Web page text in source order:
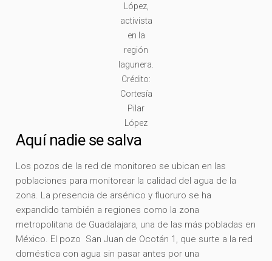
López,
activista
en la
región
lagunera.
Crédito:
Cortesía
Pilar
López
Aquí nadie se salva
Los pozos de la red de monitoreo se ubican en las
poblaciones para monitorear la calidad del agua de la
zona. La presencia de arsénico y fluoruro se ha
expandido también a regiones como la zona
metropolitana de Guadalajara, una de las más pobladas en
México. El pozo San Juan de Ocotán 1, que surte a la red
doméstica con agua sin pasar antes por una